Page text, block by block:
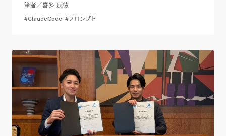
筆者／喜多 辰徳
#ClaudeCode #プロンプト